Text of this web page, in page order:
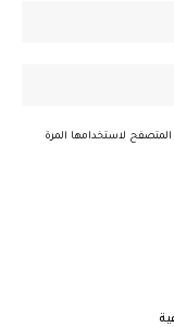
المتصفح لاستخدامها المرة